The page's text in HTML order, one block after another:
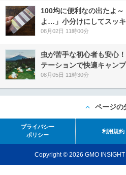
100均に便利なの出たよ
よ…」小分けにしてスッ
08月02日 11時00分
虫が苦手な初心者も安心
テーションで快適キャン
08月05日 11時30分
ページの
プライバシー
ポリシー
利用規約
Copyright © 2026 GMO INSIGHT